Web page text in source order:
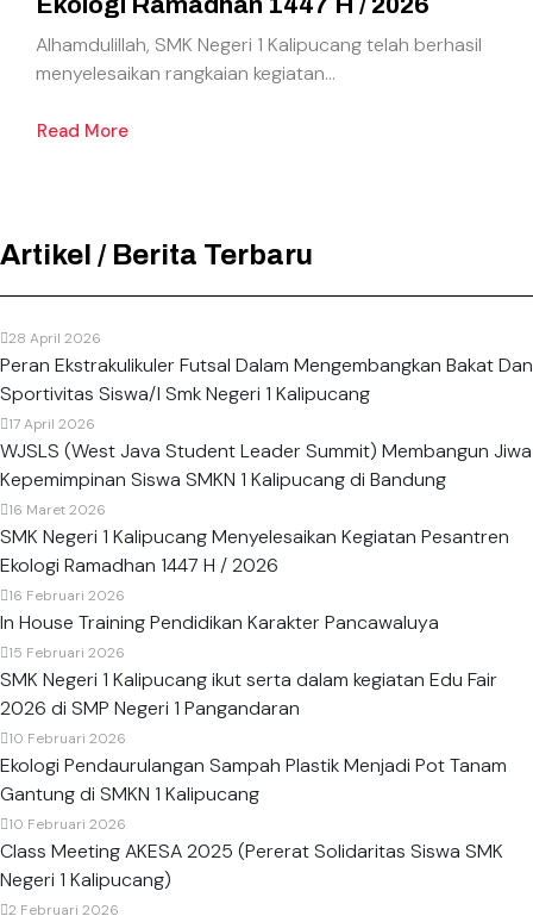
Alhamdulillah, SMK Negeri 1 Kalipucang telah berhasil
menyelesaikan rangkaian kegiatan...
Read More
Artikel / Berita Terbaru
28 April 2026
Peran Ekstrakulikuler Futsal Dalam Mengembangkan Bakat Dan
Sportivitas Siswa/I Smk Negeri 1 Kalipucang
17 April 2026
WJSLS (West Java Student Leader Summit) Membangun Jiwa
Kepemimpinan Siswa SMKN 1 Kalipucang di Bandung
16 Maret 2026
SMK Negeri 1 Kalipucang Menyelesaikan Kegiatan Pesantren
Ekologi Ramadhan 1447 H / 2026
16 Februari 2026
In House Training Pendidikan Karakter Pancawaluya
15 Februari 2026
SMK Negeri 1 Kalipucang ikut serta dalam kegiatan Edu Fair
2026 di SMP Negeri 1 Pangandaran
10 Februari 2026
Ekologi Pendaurulangan Sampah Plastik Menjadi Pot Tanam
Gantung di SMKN 1 Kalipucang
10 Februari 2026
Class Meeting AKESA 2025 (Pererat Solidaritas Siswa SMK
Negeri 1 Kalipucang)
2 Februari 2026